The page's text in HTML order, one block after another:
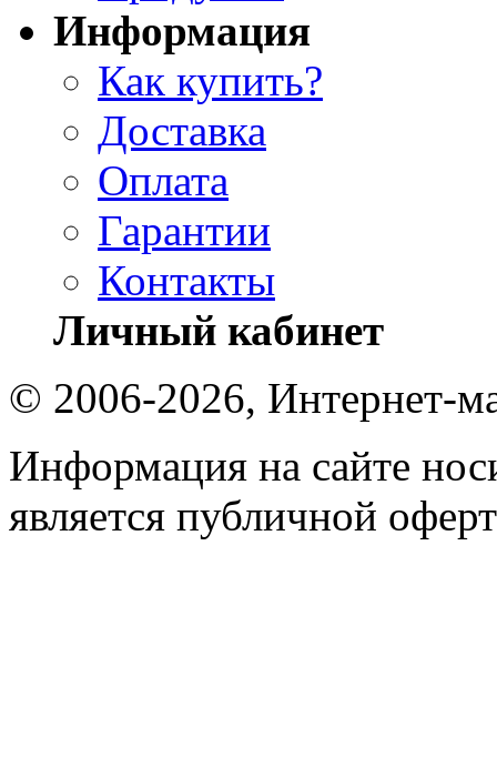
Информация
Как купить?
Доставка
Оплата
Гарантии
Контакты
Личный кабинет
© 2006-2026, Интернет-
Информация на сайте
является публичной